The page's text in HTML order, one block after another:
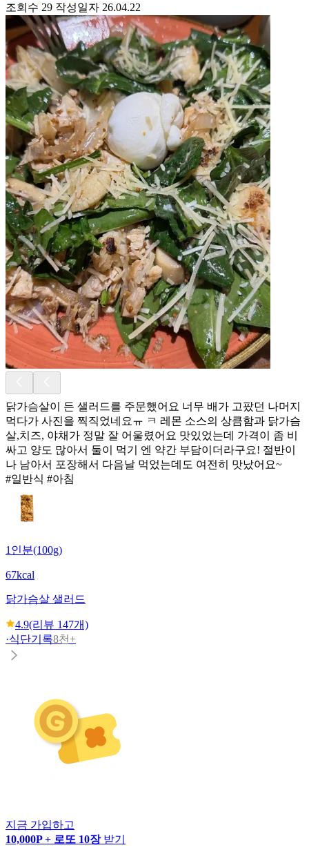
조회수 29 작성일자 26.04.22
닭가슴살이 든 샐러드를 주문했어요 너무 배가 고팠던 나머지
먹다가 사진을 찍직었네요ㅠ ㅋ 레몬 소스의 상큼함과 닭가슴
살,치즈, 야채가 정말 잘 어울렸어요 맛있었는데 가격이 좀 비
싸고 양도 많아서 둘이 먹기 엔 약간 부담이더라구요! 절반이
나 남아서 포장해서 다음날 먹었는데도 여전히 맛났어요~
#일반식 #아침
1인분(100g)
67kcal
닭가슴살 샐러드
4.9(리뷰 147개)
·식단기록8천+
지금 가입하고
10,000P + 로또 10장 받기